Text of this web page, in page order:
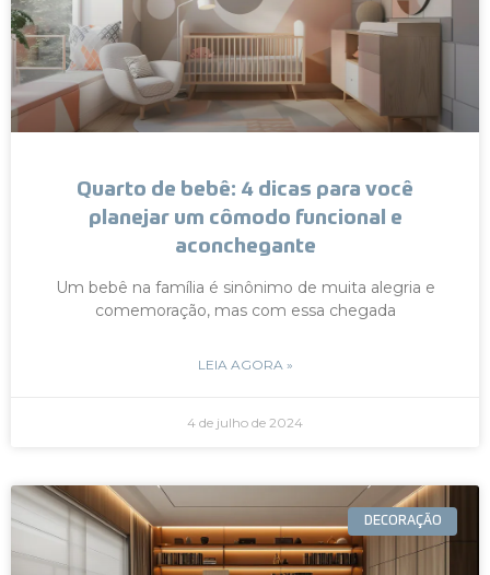
Quarto de bebê: 4 dicas para você
planejar um cômodo funcional e
aconchegante
Um bebê na família é sinônimo de muita alegria e
comemoração, mas com essa chegada
LEIA AGORA »
4 de julho de 2024
DECORAÇÃO